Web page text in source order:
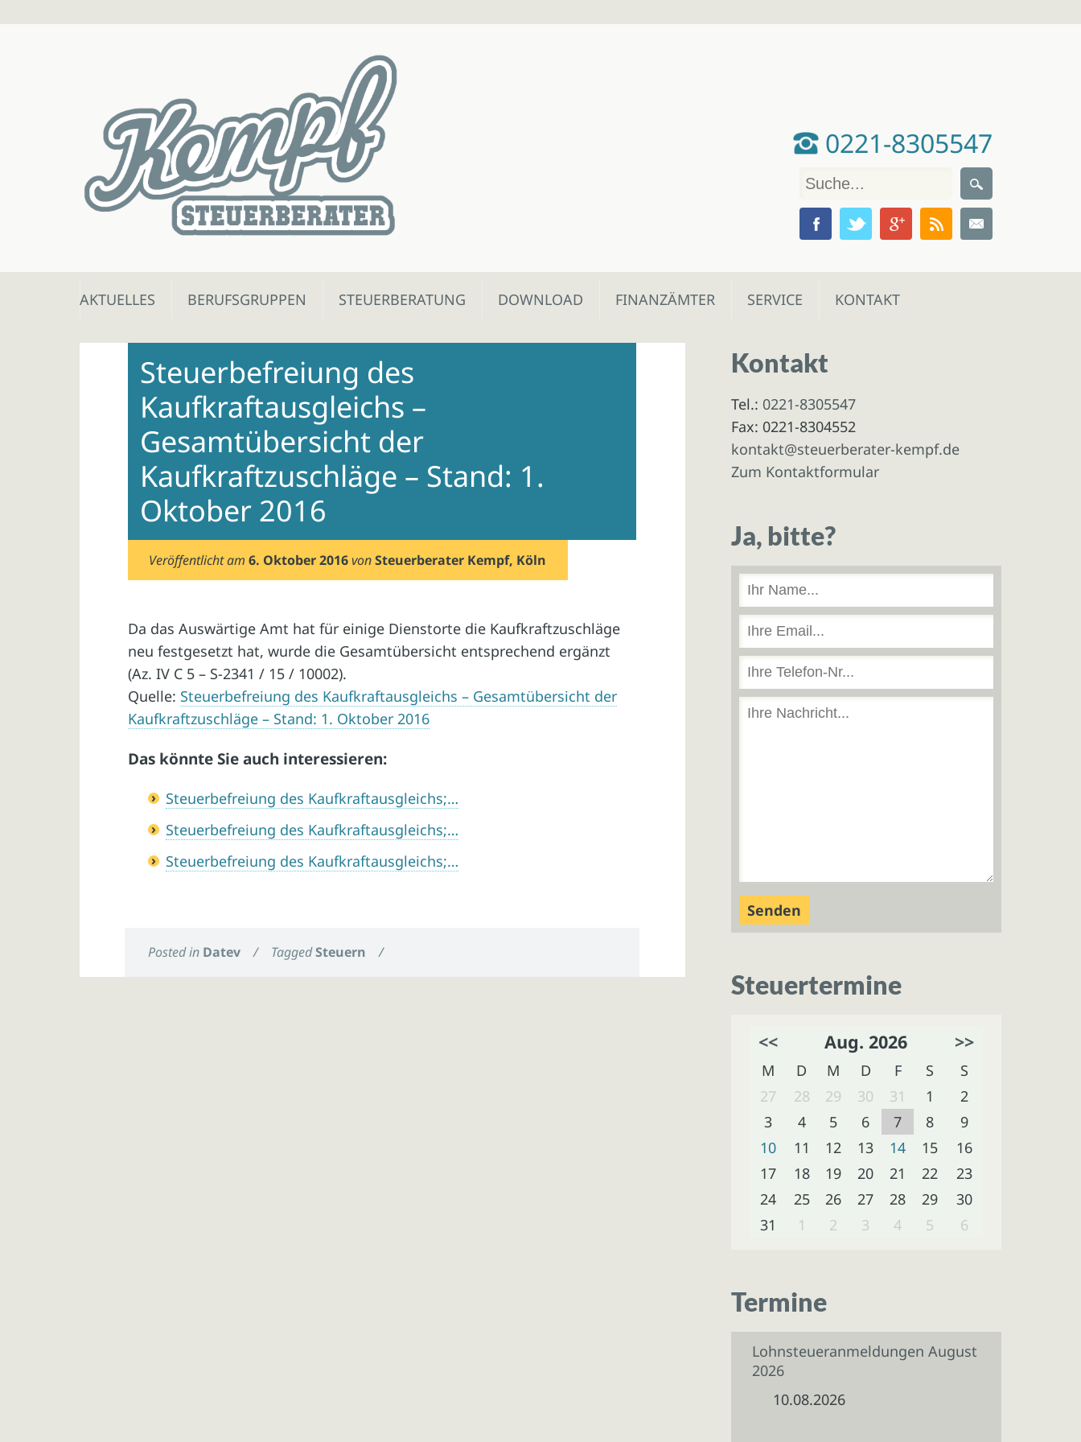
0221-8305547
Skip
AKTUELLES BERUFSGRUPPEN STEUERBERATUNG DOWNLOAD FINANZÄMTER SERVICE KONTAKT
Steuerbefreiung des
Kaufkraftausgleichs –
Gesamtübersicht der
Kaufkraftzuschläge – Stand: 1.
Oktober 2016
Veröffentlicht am6. Oktober 2016 vonSteuerberater Kempf, Köln
Da das Auswärtige Amt hat für einige Dienstorte die Kaufkraftzuschläge
neu festgesetzt hat, wurde die Gesamtübersicht entsprechend ergänzt
(Az. IV C 5 – S-2341 / 15 / 10002).
Quelle: Steuerbefreiung des Kaufkraftausgleichs – Gesamtübersicht der
Kaufkraftzuschläge – Stand: 1. Oktober 2016
Das könnte Sie auch interessieren:
Steuerbefreiung des Kaufkraftausgleichs;…
Steuerbefreiung des Kaufkraftausgleichs;…
Steuerbefreiung des Kaufkraftausgleichs;…
Posted in Datev / TaggedSteuern /
Kontakt
Tel.: 0221-8305547
Fax: 0221-8304552
kontakt@steuerberater-kempf.de
Zum Kontaktformular
Ja, bitte?
Steuertermine
<< Aug. 2026 >>
M D M D F S
S
27
28 29 30 31 1
2
3
4 5 6 7 8
9
10
11 12 13 14 15
16
17
18 19 20 21 22
23
24
25 26 27 28 29
30
31
1 2 3 4 5 6
Termine
Lohnsteueranmeldungen August
2026
10.08.2026